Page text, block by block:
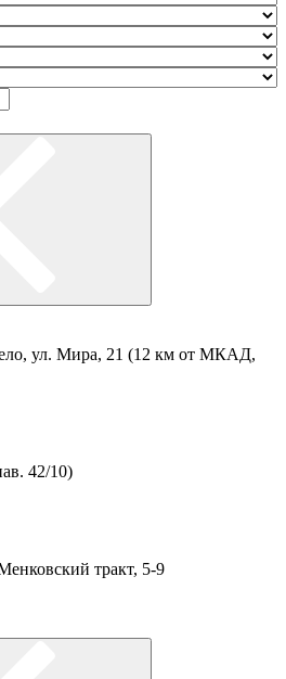
ул. Мира, 21 (12 км от МКАД,
42/10)
тракт, 5-9